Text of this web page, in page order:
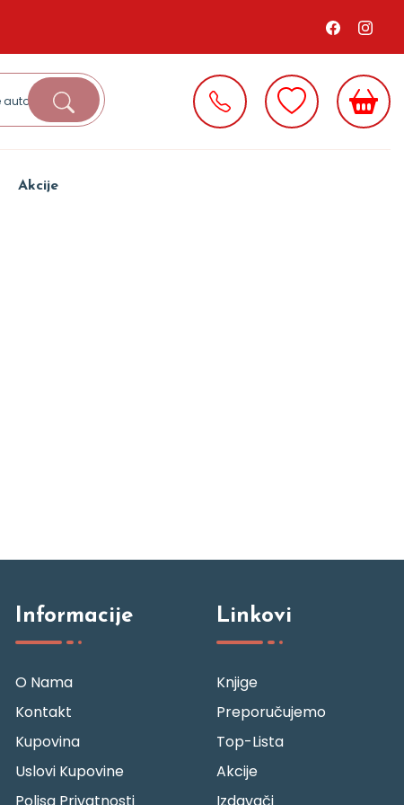
Akcije
Informacije
O Nama
Kontakt
Kupovina
Uslovi Kupovine
Linkovi
Knjige
Preporučujemo
Top-Lista
Akcije